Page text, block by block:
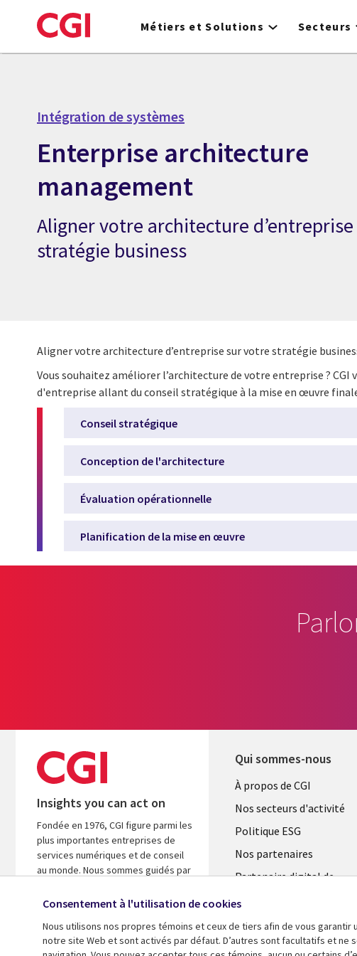
to
Métiers et Solutions Secteurs
Intégration de systèmes
Enterprise architecture
management
Aligner votre architecture
stratégie business
Aligner votre architecture d’entreprise sur votre stratégie
Vous souhaitez améliorer l’architecture de votre entreprise ?
d'entreprise allant du conseil stratégique à la mise en œuvre
Conseil stratégique
Conception de l'architecture
Évaluation opérationnelle
Planification de la mise en œuvre
Insights you can act on
Fondée en 1976, CGI figure parmi les
plus importantes entreprises de
services numériques et de conseil
au monde. Nous sommes guidés par
d’accélérer le rendement de vos
A propos de CGI
Qui sommes-nous
Useful
links
FRANCE
À propos de CGI
Nos secteurs d'activité
Politique ESG
Nos partenaires
Partenaire digital de
Fusions
Consentement à l'utilisation de cookies
Nous utilisons nos propres témoins et ceux de tiers afin de vous
notre site Web et sont activés par défaut. D’autres sont facultatifs et